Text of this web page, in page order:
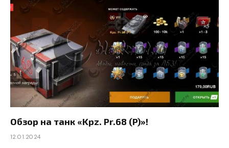
Обзор на танк «Kpz. Pr.68 (P)»!
12.01.2024